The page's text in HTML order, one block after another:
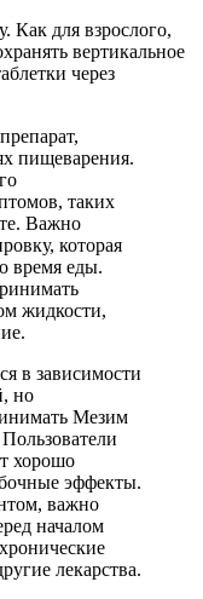
Как для взрослого,
вертикальное
через
пищеварения.
таких
Важно
которая
время еды.
жидкости,
в зависимости
но
Мезим
хорошо
эффекты.
важно
началом
лекарства.